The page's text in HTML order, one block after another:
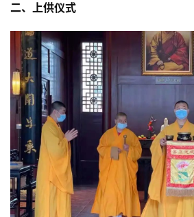
二、上供仪式